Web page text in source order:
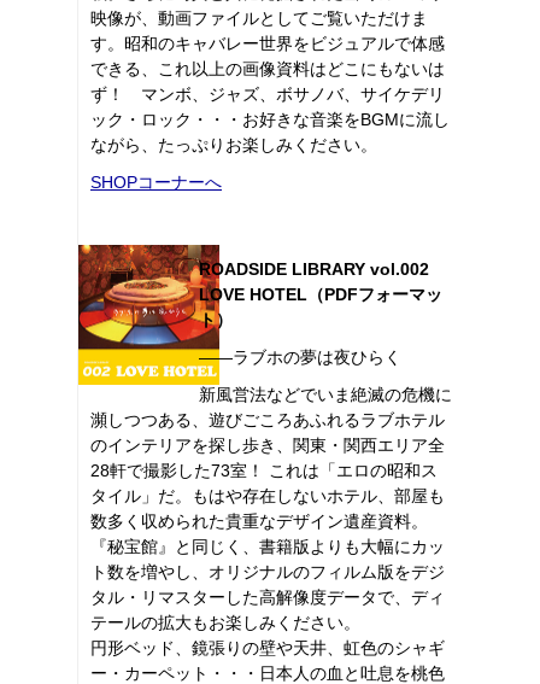
映像が、動画ファイルとしてご覧いただけま
す。昭和のキャバレー世界をビジュアルで体感
できる、これ以上の画像資料はどこにもないは
ず！ マンボ、ジャズ、ボサノバ、サイケデリ
ック・ロック・・・お好きな音楽をBGMに流し
ながら、たっぷりお楽しみください。
SHOPコーナーへ
ROADSIDE LIBRARY vol.002
LOVE HOTEL（PDFフォーマッ
ト）
――ラブホの夢は夜ひらく
新風営法などでいま絶滅の危機に
瀕しつつある、遊びごころあふれるラブホテル
のインテリアを探し歩き、関東・関西エリア全
28軒で撮影した73室！ これは「エロの昭和ス
タイル」だ。もはや存在しないホテル、部屋も
数多く収められた貴重なデザイン遺産資料。
『秘宝館』と同じく、書籍版よりも大幅にカッ
ト数を増やし、オリジナルのフィルム版をデジ
タル・リマスターした高解像度データで、ディ
テールの拡大もお楽しみください。
円形ベッド、鏡張りの壁や天井、虹色のシャギ
ー・カーペット・・・日本人の血と吐息を桃色